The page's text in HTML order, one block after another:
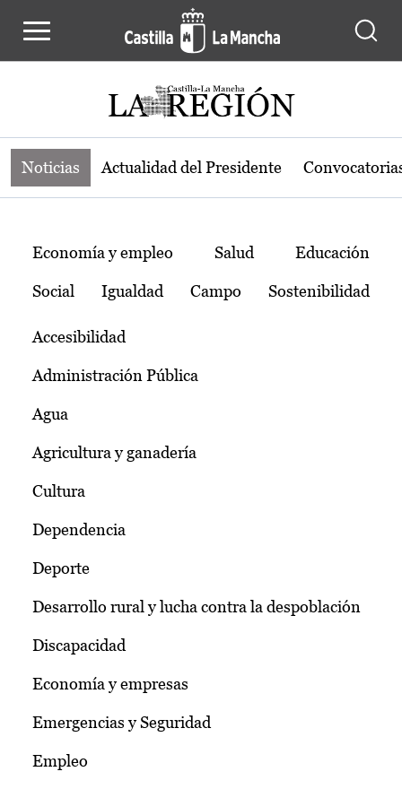
Noticias de la región de Castilla-La
Noticias Actualidad del Presidente
Temas
Economía y empleo Salud Educación
Social Igualdad Campo Sostenibilidad
Accesibilidad
Administración Pública
Agua
Agricultura y ganadería
Cultura
Dependencia
Deporte
Desarrollo rural y lucha contra la despoblación
Discapacidad
Economía y empresas
Emergencias y Seguridad
Empleo